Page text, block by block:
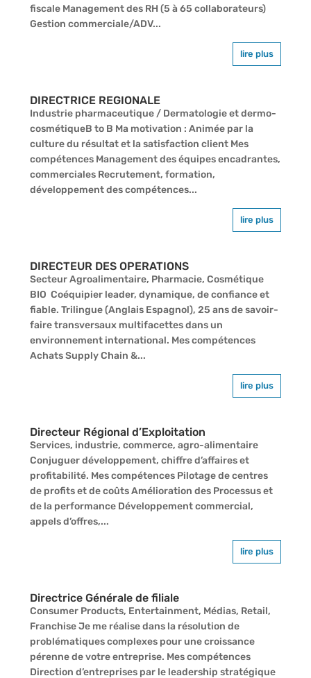
fiscale Management des RH (5 à 65 collaborateurs)
Gestion commerciale/ADV...
lire plus
DIRECTRICE REGIONALE
Industrie pharmaceutique / Dermatologie et dermo-
cosmétiqueB to B Ma motivation : Animée par la
culture du résultat et la satisfaction client Mes
compétences Management des équipes encadrantes,
commerciales Recrutement, formation,
développement des compétences...
lire plus
DIRECTEUR DES OPERATIONS
Secteur Agroalimentaire, Pharmacie, Cosmétique
BIO Coéquipier leader, dynamique, de confiance et
fiable. Trilingue (Anglais Espagnol), 25 ans de savoir-
faire transversaux multifacettes dans un
environnement international. Mes compétences
Achats Supply Chain &...
lire plus
Directeur Régional d’Exploitation
Services, industrie, commerce, agro-alimentaire
Conjuguer développement, chiffre d’affaires et
profitabilité. Mes compétences Pilotage de centres
de profits et de coûts Amélioration des Processus et
de la performance Développement commercial,
appels d’offres,...
lire plus
Directrice Générale de filiale
Consumer Products, Entertainment, Médias, Retail,
Franchise Je me réalise dans la résolution de
problématiques complexes pour une croissance
pérenne de votre entreprise. Mes compétences
Direction d’entreprises par le leadership stratégique